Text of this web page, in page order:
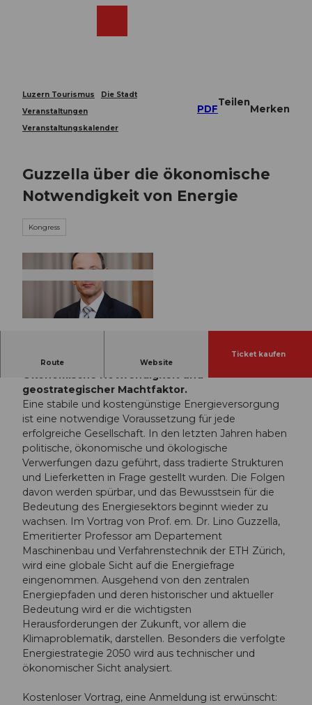
Luzern Tourismus
Die Stadt
Veranstaltungen
Veranstaltungskalender
PDF
Teilen
Merken
Guzzella über die ökonomische
Notwendigkeit von Energie
Kongress
Route Website
Ticket kaufen
Prof. em. Dr. Lino Guzzella: Energie –
Ökonomische Notwendigkeit und
geostrategischer Machtfaktor.
Eine stabile und kostengünstige Energieversorgung
ist eine notwendige Voraussetzung für jede
erfolgreiche Gesellschaft. In den letzten Jahren haben
politische, ökonomische und ökologische
Verwerfungen dazu geführt, dass tradierte Strukturen
und Lieferketten in Frage gestellt wurden. Die Folgen
davon werden spürbar, und das Bewusstsein für die
Bedeutung des Energiesektors beginnt wieder zu
wachsen. Im Vortrag von Prof. em. Dr. Lino Guzzella,
Emeritierter Professor am Departement
Maschinenbau und Verfahrenstechnik der ETH Zürich,
wird eine globale Sicht auf die Energiefrage
eingenommen. Ausgehend von den zentralen
Energiepfaden und deren historischer und aktueller
Bedeutung wird er die wichtigsten
Herausforderungen der Zukunft, vor allem die
Klimaproblematik, darstellen. Besonders die verfolgte
Energiestrategie 2050 wird aus technischer und
ökonomischer Sicht analysiert.
Kostenloser Vortrag, eine Anmeldung ist erwünscht: